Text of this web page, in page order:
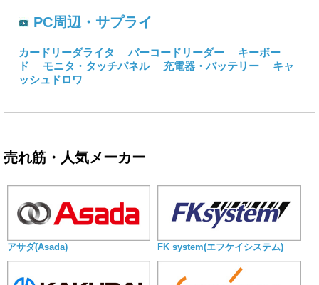
PC周辺・サプライ
カードリーダライタ バーコードリーダー
キーボー
ド
モニタ・タッチパネル 充電器・バッテリー
キャ
ッシュドロワ
売れ筋・人気メーカー
アサダ(Asada) FK system(エフケイシステム)